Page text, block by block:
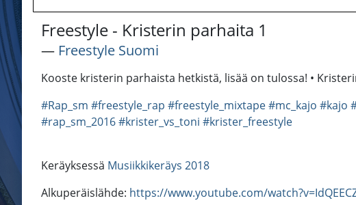
Freestyle - Kristerin parhaita 1
― Freestyle Suomi
Kooste kristerin parhaista hetkistä, lisää on tulossa! •
#Rap_sm #freestyle_rap #freestyle_mixtape#mc_kajo #kajo
#rap_sm_2016#krister_vs_toni #krister_freestyle
Keräyksessä Musiikkikeräys 2018
Alkuperäislähde: https://www.youtube.com/